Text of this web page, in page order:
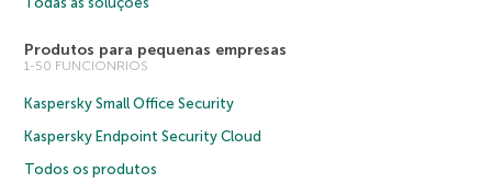
Produtos para pequenas empresas
1-50 FUNCIONRIOS
Kaspersky Small Office Security
Kaspersky Endpoint Security Cloud
Todos os produtos